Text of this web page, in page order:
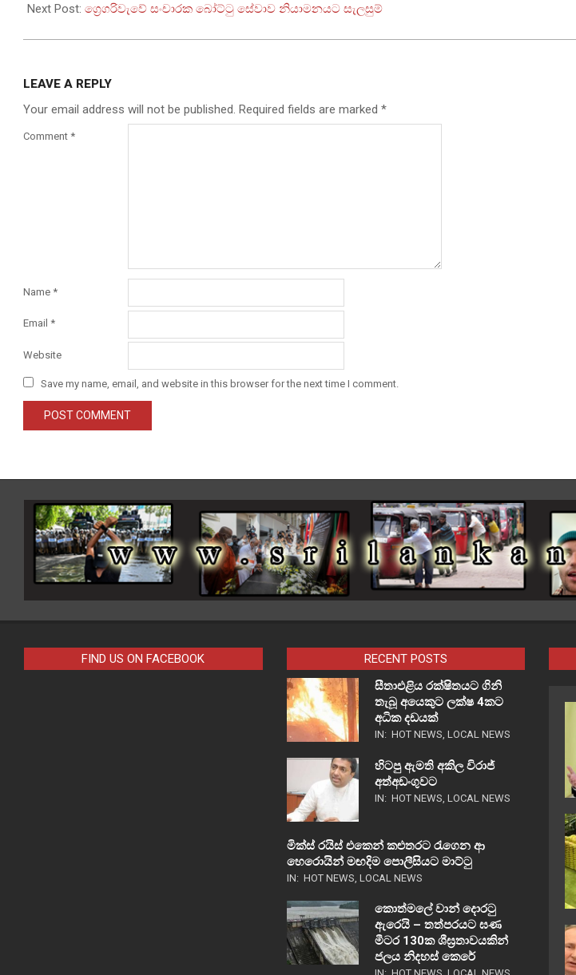
20
Next Post: ග්‍රෙගරිවැවේ සංචාරක බෝට්ටු සේවාව නියාමනයට සැලසුම්
LEAVE A REPLY
Your email address will not be published. Required fields are marked *
Comment *
Name *
Email *
Website
Save my name, email, and website in this browser for the next time I comment.
FIND US ON FACEBOOK
RECENT POSTS
සීතාඑළිය රක්ෂිතයට ගිනි
තැබූ අයෙකුට ලක්ෂ 4කට
අධික දඩයක්
IN: HOT NEWS, LOCAL NEWS
හිටපු ඇමති අකිල විරාජ්
අත්අඩංගුවට
IN: HOT NEWS, LOCAL NEWS
මික්ස් රයිස් එකෙන් කළුතරට රැගෙන ආ
හෙරොයින් මඟදිම පොලීසියට මාට්ටු
IN: HOT NEWS, LOCAL NEWS
කොත්මලේ වාන් දොරටු
ඇරෙයි – තත්පරයට ඝණ
මීටර 130ක ශීඝ්‍රතාවයකින්
ජලය නිදහස් කෙරේ